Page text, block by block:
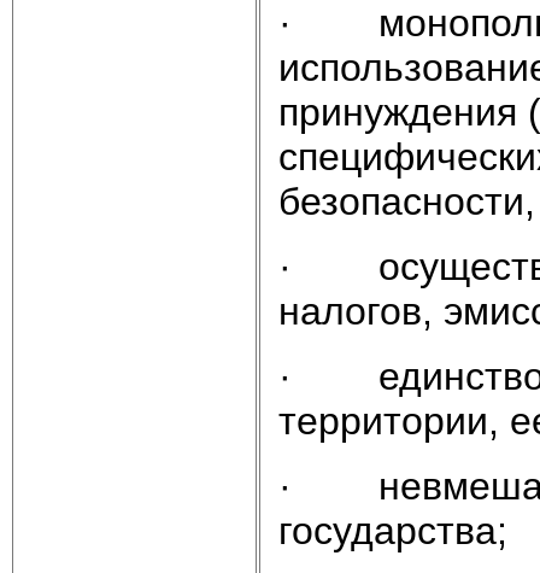
·
принуждения
·
налогов,
· единство
территории,
·
государства;